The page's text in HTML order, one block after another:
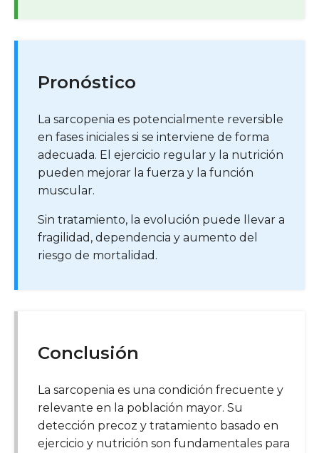
Pronóstico
La sarcopenia es potencialmente reversible
en fases iniciales si se interviene de forma
adecuada. El ejercicio regular y la nutrición
pueden mejorar la fuerza y la función
muscular.
Sin tratamiento, la evolución puede llevar a
fragilidad, dependencia y aumento del
riesgo de mortalidad.
Conclusión
La sarcopenia es una condición frecuente y
relevante en la población mayor. Su
detección precoz y tratamiento basado en
ejercicio y nutrición son fundamentales para